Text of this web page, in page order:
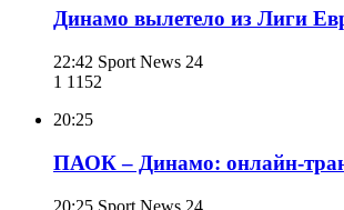
Динамо вылетело из Лиги
22:42 Sport News 24
1 1152
20:25
ПАОК – Динамо: онлайн-
20:25 Sport News 24